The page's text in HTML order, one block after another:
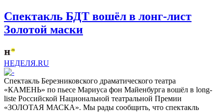
Спектакль БДТ вошёл в лонг-лист
Золотой маски
НЕДЕЛЯ.RU
Спектакль Березниковского драматического театра
«КАМЕНЬ» по пьесе Мариуса фон Майенбурга вошёл в long-
listе Российской Национальной театральной Премии
«ЗОЛОТАЯ МАСКА». Мы рады сообщить, что спектакль